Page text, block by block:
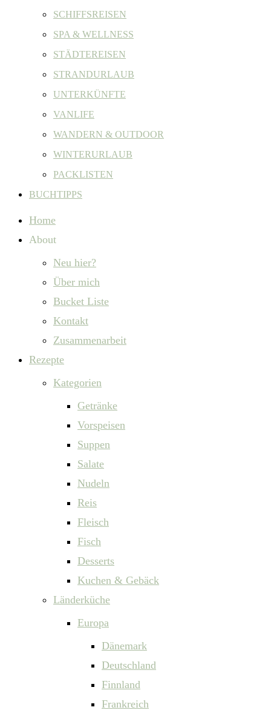
SCHIFFSREISEN
SPA & WELLNESS
STÄDTEREISEN
STRANDURLAUB
UNTERKÜNFTE
VANLIFE
WANDERN & OUTDOOR
WINTERURLAUB
PACKLISTEN
BUCHTIPPS
Home
About
Neu hier?
Über mich
Bucket Liste
Kontakt
Zusammenarbeit
Rezepte
Kategorien
Getränke
Vorspeisen
Suppen
Salate
Nudeln
Reis
Fleisch
Fisch
Desserts
Kuchen & Gebäck
Länderküche
Europa
Dänemark
Deutschland
Finnland
Frankreich